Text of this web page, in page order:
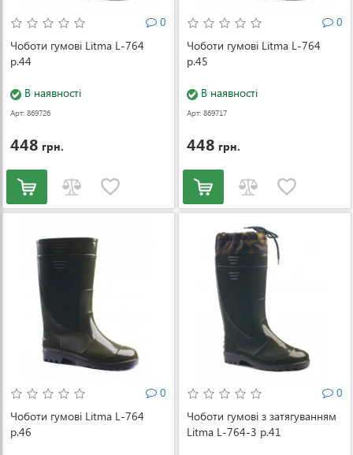
0
Чоботи гумові Litma L-764
р.44
В наявності
Арт: 869726
448 грн.
0
Чоботи гумові Litma L-764
р.45
В наявності
Арт: 869717
448 грн.
0
Чоботи гумові Litma L-764
р.46
0
Чоботи гумові з затягуванням
Litma L-764-3 р.41